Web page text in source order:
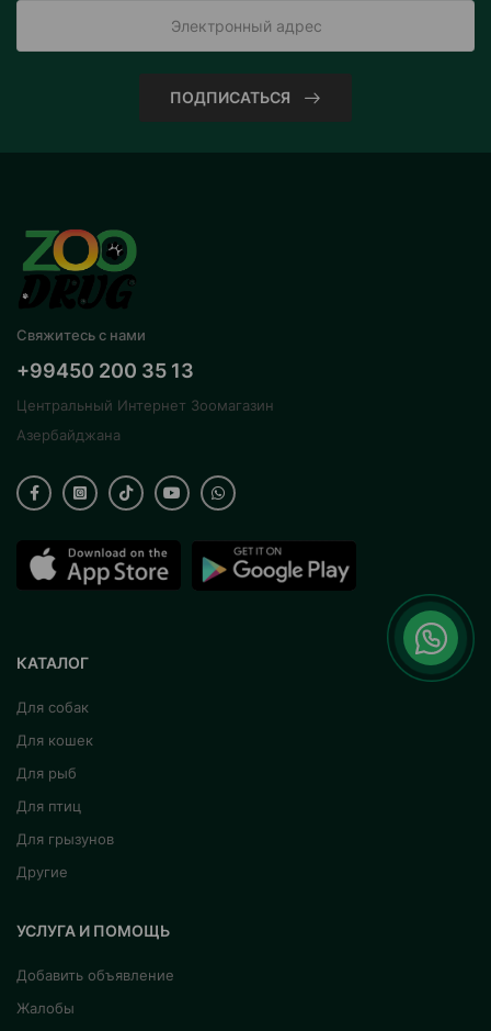
ПОДПИСАТЬСЯ
Свяжитесь с нами
+99450 200 35 13
Центральный Интернет Зоомагазин
Азербайджана
КАТАЛОГ
Для собак
Для кошек
Для рыб
Для птиц
Для грызунов
Другие
УСЛУГА И ПОМОЩЬ
Добавить объявление
Жалобы